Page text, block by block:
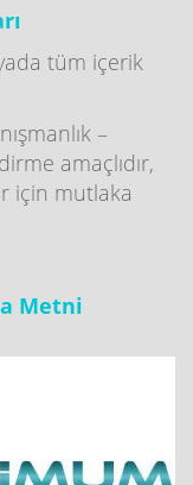
tüm içerik
–
amaçlıdır,
için mutlaka
Metni